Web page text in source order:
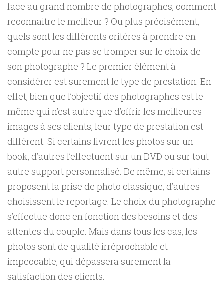
face au grand nombre de photographes, comment
reconnaitre le meilleur ? Ou plus précisément,
quels sont les différents critères à prendre en
compte pour ne pas se tromper sur le choix de
son photographe ? Le premier élément à
considérer est surement le type de prestation. En
effet, bien que l’objectif des photographes est le
même qui n’est autre que d’offrir les meilleures
images à ses clients, leur type de prestation est
différent. Si certains livrent les photos sur un
book, d’autres l’effectuent sur un DVD ou sur tout
autre support personnalisé. De même, si certains
proposent la prise de photo classique, d’autres
choisissent le reportage. Le choix du photographe
s’effectue donc en fonction des besoins et des
attentes du couple. Mais dans tous les cas, les
photos sont de qualité irréprochable et
impeccable, qui dépassera surement la
satisfaction des clients.